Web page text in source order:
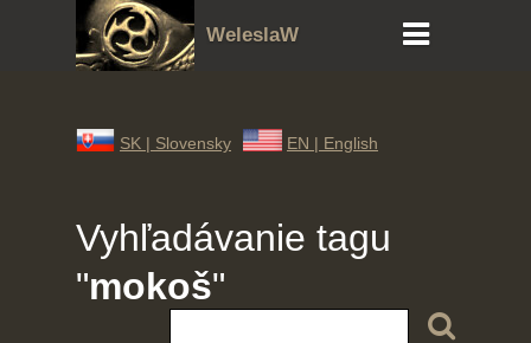
WeleslaW
SK | Slovensky EN | English
Vyhľadávanie tagu
"mokoš"